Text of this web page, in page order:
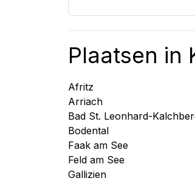
Plaatsen in
Afritz
Arriach
Bad St. Leonhard-
Bodental
Faak am See
Feld am See
Gallizien